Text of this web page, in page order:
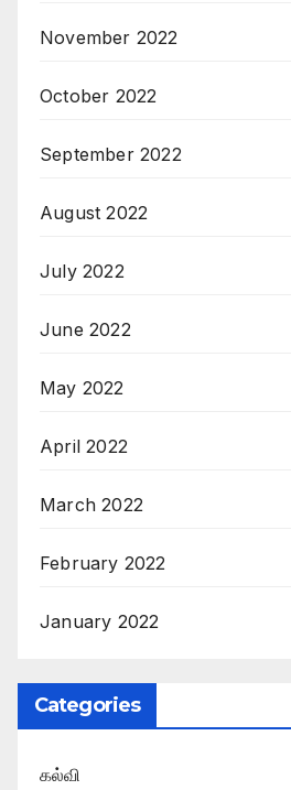
November 2022
October 2022
September 2022
August 2022
July 2022
June 2022
May 2022
April 2022
March 2022
February 2022
January 2022
Categories
கல்வி